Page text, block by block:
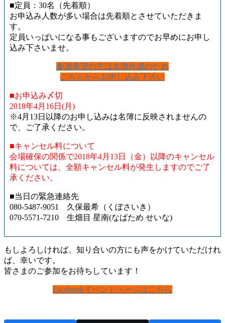
■定員：30名（先着順）
お申込み人数が多い場合は先着順とさせていただきま
す。
定員いっぱいになる事もございますのでお早めにお申し
込み下さいませ。
参加希望の方は名簿作成のため
こちらからお申し込み下さい
■お申込み〆切
2018年4月16日(月)
※4月13日以降のお申し込みは名簿に反映されませんの
で、ご了承ください。
■キャンセル料について
会場確保の関係で2018年4月13日（金）以降のキャンセル
料については、全額キャンセル料が発生しますのでご了
承ください。
■当日の緊急連絡先
080-5487-9051 久保最希（くぼさいき）
070-5571-7210 生畑目 星南(なばため せいな)
もしよろしければ、知り合いの方にも声をかけていただけれ
ば、幸いです。
皆さまのご参加をお待ちしています！
Facebookイベントページはこちら